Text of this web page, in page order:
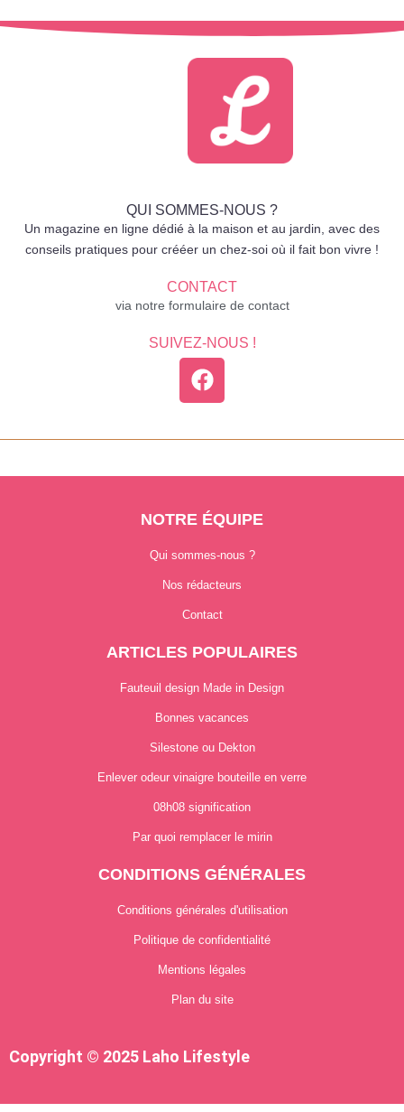
QUI SOMMES-NOUS ?
Un magazine en ligne dédié à la maison et au jardin, avec des
conseils pratiques pour crééer un chez-soi où il fait bon vivre !
CONTACT
via notre formulaire de contact
SUIVEZ-NOUS !
NOTRE ÉQUIPE
Qui sommes-nous ?
Nos rédacteurs
Contact
ARTICLES POPULAIRES
Fauteuil design Made in Design
Bonnes vacances
Silestone ou Dekton
Enlever odeur vinaigre bouteille en verre
08h08 signification
Par quoi remplacer le mirin
CONDITIONS GÉNÉRALES
Conditions générales d'utilisation
Politique de confidentialité
Mentions légales
Plan du site
Copyright © 2025 Laho Lifestyle